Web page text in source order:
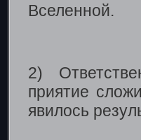
Вселенной.
2)
приятие
явилось